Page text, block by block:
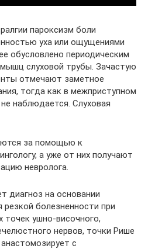
пароксизм боли
уха или ощущениями
обусловлено периодическим
слуховой трубы. Зачастую
отмечают заметное
тогда как в межприступном
наблюдается. Слуховая
за помощью к
а уже от них получают
невролога.
диагноз на основании
болезненности при
точек ушно-височного,
нервов, точки Рише
с